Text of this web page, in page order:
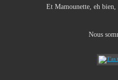
Et Mamounette, eh bien,
Nous